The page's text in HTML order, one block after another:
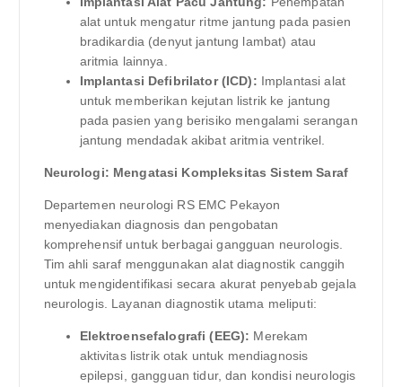
alat untuk mengatur ritme jantung pada pasien
bradikardia (denyut jantung lambat) atau
aritmia lainnya.
Implantasi Defibrilator (ICD): Implantasi alat
untuk memberikan kejutan listrik ke jantung
pada pasien yang berisiko mengalami serangan
jantung mendadak akibat aritmia ventrikel.
Neurologi: Mengatasi Kompleksitas Sistem Saraf
Departemen neurologi RS EMC Pekayon
menyediakan diagnosis dan pengobatan
komprehensif untuk berbagai gangguan neurologis.
Tim ahli saraf menggunakan alat diagnostik canggih
untuk mengidentifikasi secara akurat penyebab gejala
neurologis. Layanan diagnostik utama meliputi:
Elektroensefalografi (EEG): Merekam
aktivitas listrik otak untuk mendiagnosis
epilepsi, gangguan tidur, dan kondisi neurologis